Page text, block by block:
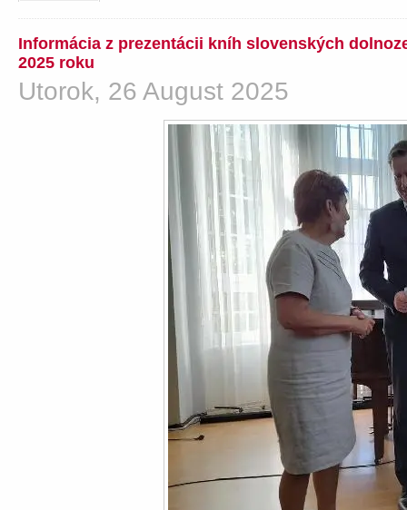
Informácia z prezentácii kníh slovenských
2025 roku
Utorok, 26 August 2025